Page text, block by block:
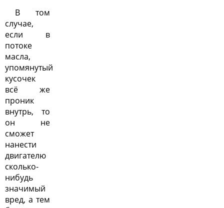
В том
случае,
если в
потоке
масла,
упомянутый
кусочек
всё же
проник
внутрь, то
он не
сможет
нанести
двигателю
сколько-
нибудь
значимый
вред, а тем